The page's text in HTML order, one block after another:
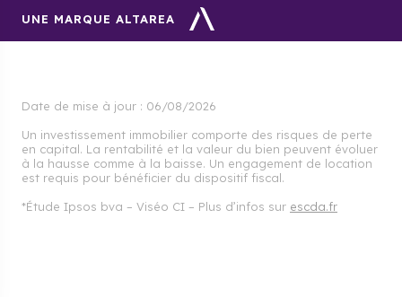
UNE MARQUE ALTAREA
Date de mise à jour : 06/08/2026
Un investissement immobilier comporte des risques de perte
en capital. La rentabilité et la valeur du bien peuvent évoluer
à la hausse comme à la baisse. Un engagement de location
est requis pour bénéficier du dispositif fiscal.
*Étude Ipsos bva – Viséo CI – Plus d’infos sur escda.fr